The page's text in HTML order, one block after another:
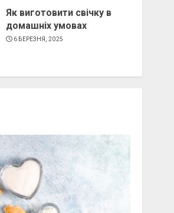
домашніх умовах
6 БЕРЕЗНЯ, 2025
Пози для фотографій на
вулиці
10 БЕРЕЗНЯ, 2025